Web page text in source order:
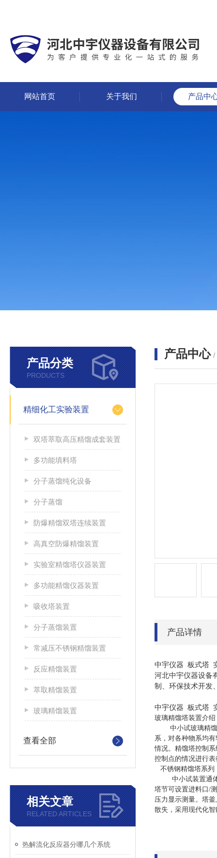
网站首页 关于我们 产品中
产品分类
PRODUCTS
精细化工实验装置
双塔萃取高压精馏成套装置
多功能填料塔
分子蒸馏纯化设备
分子蒸馏
防爆精馏双塔连续装置
高真空防爆精馏装置
实验室精馏塔仪器装置
多功能精馏仪器装置
吸收塔装置
分子蒸馏装置
常减压不锈钢精馏装置
反应精馏装置
萃取精馏装置
玻璃精馏装置
查看全部
相关文章
RELATED ARTICLES
热解流化反应器分哪几个系统
产品中心 /
产品详情
中宇仪器 板式塔
河北中宇仪器设备
制、环保技术开发
中宇仪器 板式塔
玻璃精馏塔装置介绍
中小试玻璃精
系，对各种物系均
情况。精馏塔控制
控制点的情况进行
不锈钢精馏塔系列
中小试装置通
塔节可设置进料口/
压力显示测量。塔
散失，采用现代化